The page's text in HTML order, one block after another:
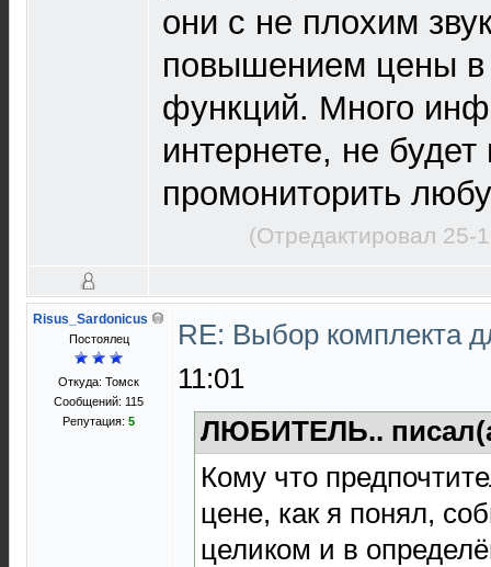
они с не плохим
повышением цены в
функций. Много
интернете, не
промониторить
(Отредактировал 25-
Risus_Sardonicus
Постоялец
Откуда: Томск
Сообщений: 115
Репутация: 5
RE: Выбор комплекта
11:01
ЛЮБИТЕЛЬ..
Кому что
цене, как я понял,
целиком и в